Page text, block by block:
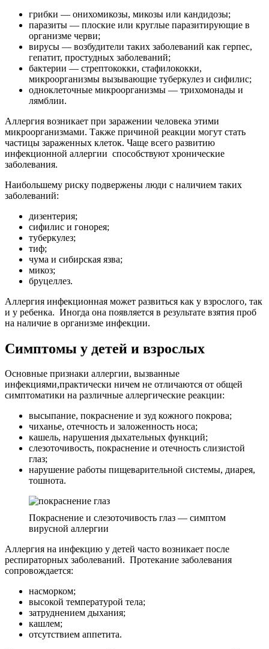
грибки — онихомикозы, микозы или кандидозы;
паразиты — плоские или круглые паразитирующие в
организме черви;
вирусы — возбудители таких заболеваний как герпес,
гепатит, простудных заболеваний;
бактерии — стрептококки, стафилококки,
микроорганизмы вызывающие туберкулез и сифилис;
одноклеточные микроорганизмы — трихомонады и
лямблии.
Аллергия возникает при заражении человека этими
микроорганизмами. Также причиной реакции могут стать
частицы зараженных клеток. Чаще всего развитию
инфекционной аллергии способствуют хронические
заболевания.
Наибольшему риску подвержены люди с наличием таких
заболеваний:
дизентерия;
сифилис и гонорея;
туберкулез;
тиф;
чума и сибирская язва;
микоз;
бруцеллез.
Аллергия инфекционная может развиться как у взрослого, так
и у ребенка. Иногда она появляется в результате взятия проб
на наличие в организме инфекции.
Симптомы у детей и взрослых
Основные признаки аллергии, вызванные
инфекциями,практически ничем не отличаются от общей
симптоматики на различные аллергические реакции:
высыпание, покраснение и зуд кожного покрова;
чиханье, отечность и заложенность носа;
кашель, нарушения дыхательных функций;
слезоточивость, покраснение и отечность слизистой
глаз;
нарушение работы пищеварительной системы, диарея,
тошнота.
Покраснение и слезоточивость глаз — симптом
вирусной аллергии
Аллергия на инфекцию у детей часто возникает после
респираторных заболеваний. Протекание заболевания
сопровождается:
насморком;
высокой температурой тела;
затруднением дыхания;
кашлем;
отсутствием аппетита.